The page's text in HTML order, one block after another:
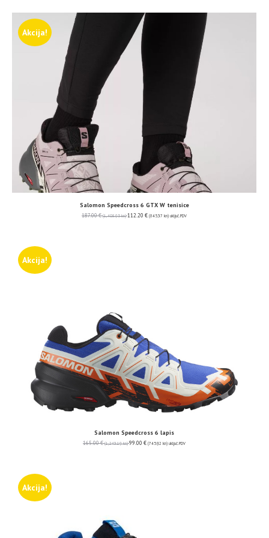
Akcija!
Salomon Speedcross 6 GTX W tenisice
187.00€ (1,408.95 kn) 112.20 € (845.37 kn) uključ. PDV
Akcija!
Salomon Speedcross 6 lapis
165.00€ (1,243.19 kn) 99.00 € (745.92 kn) uključ. PDV
Akcija!